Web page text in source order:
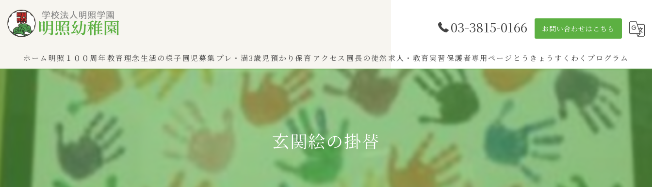
03-3815-0166 お問い合わせはこちら
ホーム 明照１００周年教育理念生活の様子 園児募集 プレ・満3歳児
わかば（0～2歳児）
ひよこぐみ（1〜2歳児）
ふたばぐみ(満3歳児)
預かり保育 アクセス 園長の徒然 求人・教育実習 保護者専用ページ とうきょうすくわくプログラム
玄関絵の掛替